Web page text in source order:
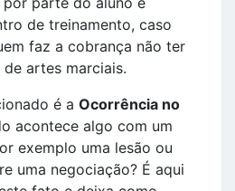
de treinamento, caso
faz a cobrança não ter
artes marciais.
é a Ocorrência no
acontece algo com um
exemplo uma lesão ou
uma negociação? É aqui